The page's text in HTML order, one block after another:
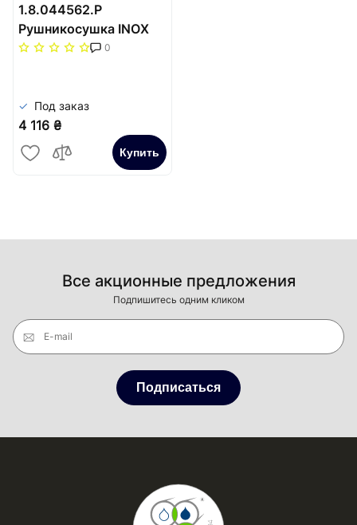
1.8.044562.P
Рушникосушка INOX
Флет 570х430/400
0
Под заказ
4 116 ₴
Купить
Все акционные предложения
Подпишитесь одним кликом
E-mail
Подписаться